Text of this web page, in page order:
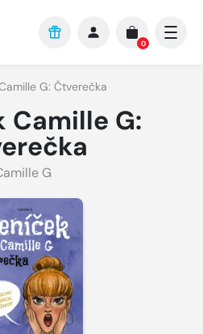
0
G: Čtverečka
Camille G:
G